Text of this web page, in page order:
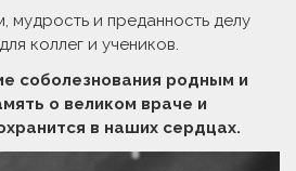
мудрость и преданность делу
коллег и учеников.
соболезнования родным и
о великом враче и
в наших сердцах.